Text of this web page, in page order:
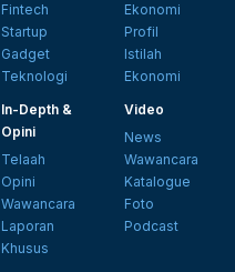
Fintech
Startup
Gadget
Teknologi
Ekonomi
Profil
Istilah
Ekonomi
In-Depth &
Opini
Telaah
Opini
Wawancara
Laporan
Khusus
Video
News
Wawancara
Katalogue
Foto
Podcast